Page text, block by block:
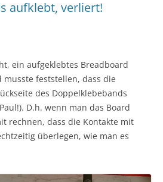
aufklebt, verliert!
ein aufgeklebtes Breadboard
feststellen, dass die
des Doppelklebebands
D.h. wenn man das Board
rechnen, dass die Kontakte mit
überlegen, wie man es